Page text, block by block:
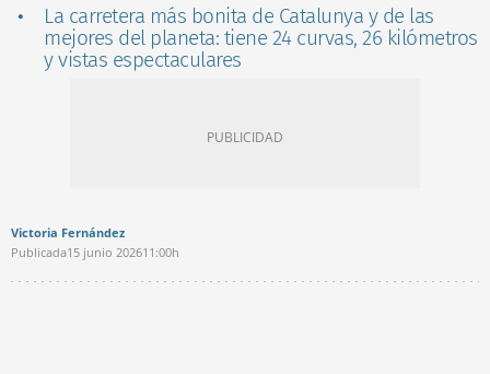
La carretera más bonita de Catalunya y de las
mejores del planeta: tiene 24 curvas, 26 kilómetros
y vistas espectaculares
Victoria Fernández
Publicada15 junio 202611:00h